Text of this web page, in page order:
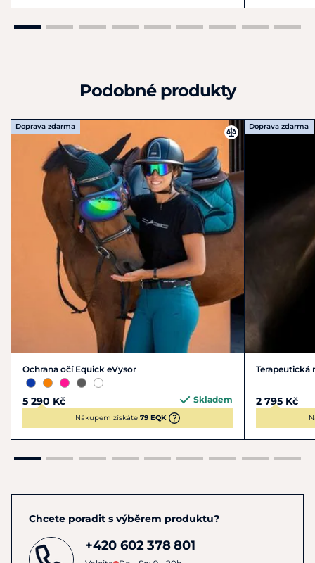
Podobné produkty
Doprava zdarma
Ochrana očí Equick eVysor
5 290 Kč Skladem
Nákupem získáte 79 EQK
Doprava zdarma
Terapeutická
2 795 Kč
Chcete poradit s výběrem produktu?
+420 602 378 801